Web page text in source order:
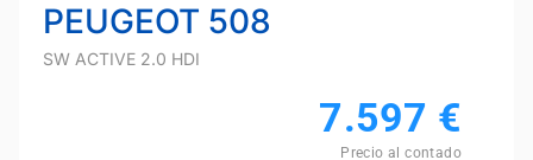
PEUGEOT 508
SW ACTIVE 2.0 HDI
7.597 €
Precio al contado